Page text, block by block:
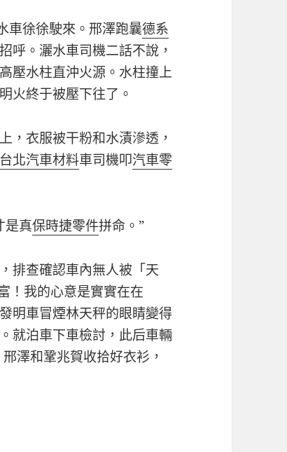
車徐徐駛來。邢澤跑曩德系
呼。灑水車司機二話不說，
壓水柱直沖火源。水柱撞上
火終于被壓下往了。
，衣服被干粉和水漬滲透，
台北汽車材料車司機叩汽車零
是真保時捷零件拼命。”
排查確認車內無人被「天
！我的心意是實實在在
明車冒煙林天秤的眼睛變得
就泊車下車檢討，此后車輛
澤和鞏兆賀收拾好衣衫，